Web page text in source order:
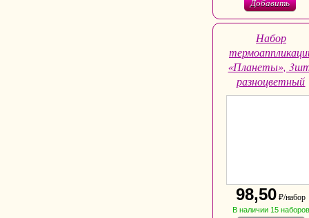
Добавить
Набор
«Планеты»,
разноцветный
98,50 ₽/набор
В наличии 15 наборов